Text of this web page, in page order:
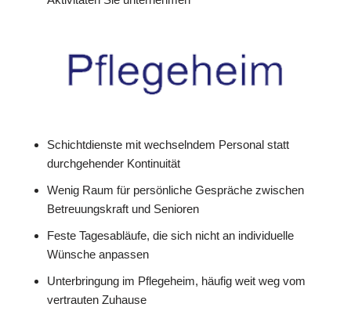
Schichtdienste mit wechselndem Personal statt
durchgehender Kontinuität
Wenig Raum für persönliche Gespräche zwischen
Betreuungskraft und Senioren
Feste Tagesabläufe, die sich nicht an individuelle
Wünsche anpassen
Unterbringung im Pflegeheim, häufig weit weg vom
vertrauten Zuhause